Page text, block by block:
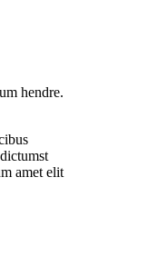
hendre.
amet elit